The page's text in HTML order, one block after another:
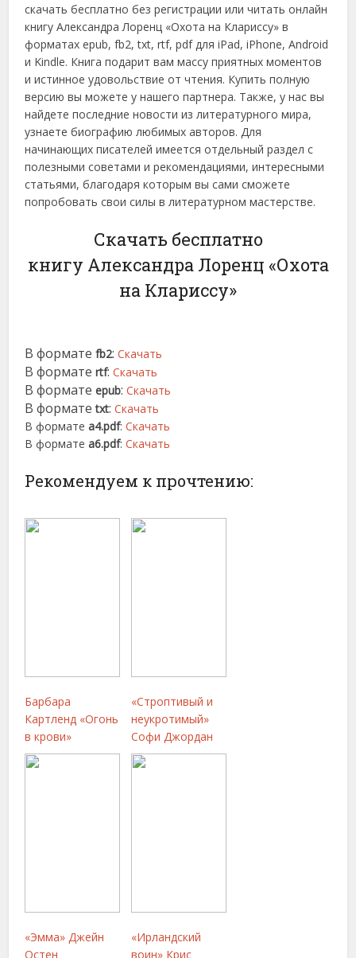
скачать бесплатно без регистрации или читать онлайн
книгу Александра Лоренц «Охота на Клариссу» в
форматах epub, fb2, txt, rtf, pdf для iPad, iPhone, Android
и Kindle. Книга подарит вам массу приятных моментов
и истинное удовольствие от чтения. Купить полную
версию вы можете у нашего партнера. Также, у нас вы
найдете последние новости из литературного мира,
узнаете биографию любимых авторов. Для
начинающих писателей имеется отдельный раздел с
полезными советами и рекомендациями, интересными
статьями, благодаря которым вы сами сможете
попробовать свои силы в литературном мастерстве.
Скачать бесплатно
книгу Александра Лоренц «Охота
на Клариссу»
В форматеfb2:Скачать
В форматеrtf:Скачать
В форматеepub:Скачать
В форматеtxt:Скачать
В форматеa4.pdf:Скачать
В форматеa6.pdf:Скачать
Рекомендуем к прочтению:
Барбара
Картленд «Огонь
в крови»
«Строптивый и
неукротимый»
Софи Джордан
«Эмма» Джейн
Остен
«Ирландский
воин» Крис